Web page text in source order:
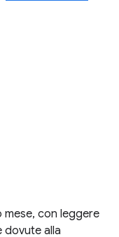
mese, con leggere
dovute alla